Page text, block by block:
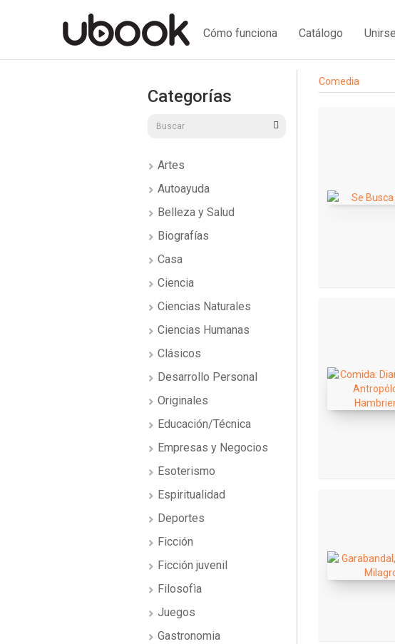
Cómo funciona Catálogo Unirse
Categorías
Artes
Autoayuda
Belleza y Salud
Biografías
Casa
Ciencia
Ciencias Naturales
Ciencias Humanas
Clásicos
Desarrollo Personal
Originales
Educación/Técnica
Empresas y Negocios
Esoterismo
Espiritualidad
Deportes
Ficción
Ficción juvenil
Filosofìa
Juegos
Gastronomia
Comedia